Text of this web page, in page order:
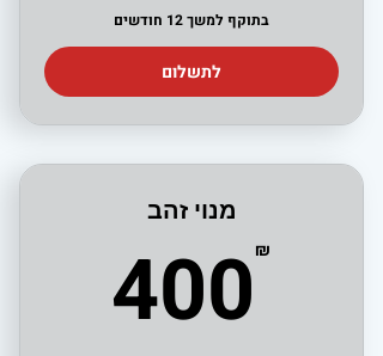
בתוקף למשך 12 חודשים
לתשלום
מנוי זהב
₪
400